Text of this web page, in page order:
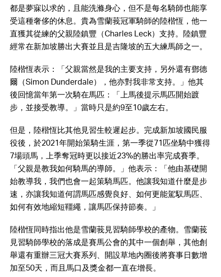
都是夢寐以求的，且能洗滌身心，但不是每名騎師也能享
受這種奢侈的休息。貴為雪蘭莪冠軍騎師的陸楷恆，他一
直獲其從練的父親陸鎮豐（Charles Leck）支持。陸鎮豐
經常在新加坡勝出大賽並且是吉隆坡的五大練馬師之一。
陸楷恆表示：「父親當然是我的主要支持，另外還有鄧德
爾（Simon Dunderdale），他亦對我非常支持。」他其
後回憶當年第一次騎在馬匹：「上馬後提示馬匹開始踱
步，並接受教導。」當時只是約9至10歲左右。
但是，陸楷恆比其他見習生較遲起步。完成新加坡國民服
役後，於2021年開始策騎生涯，第一季從71匹坐騎中獲得
7場頭馬，上季奪冠時更以接近23%的勝出率完成賽季。
「父親是教我如何騎馬的導師。」他表示：「他由基礎開
始教導我，我們也會一起策騎馬匹。他讓我知道什麼是步
速，亦讓我知道何謂馬匹感覺良好、如何更能駕馭馬匹、
如何有效地縮短韁繩，讓馬匹保持節奏。」
陸楷恆同時指出他是雪蘭莪見習騎師學校的產物。雪蘭莪
見習騎師學校的落成是賽馬公會的其中一個創舉，其他創
舉還有重辦三冠大賽系列、開設草地內圈後將賽事日數增
加至50天，而且馬口及獎金都一直在增長。